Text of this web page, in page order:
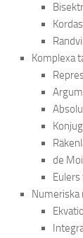
Komplexa
de